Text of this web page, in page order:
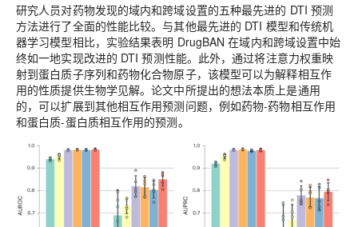
研究人员对药物发现的域内和跨域设置的五种最先进的 DTI 预测
方法进行了全面的性能比较。与其他最先进的 DTI 模型和传统机
器学习模型相比，实验结果表明 DrugBAN 在域内和跨域设置中始
终如一地实现改进的 DTI 预测性能。此外，通过将注意力权重映
射到蛋白质子序列和药物化合物原子，该模型可以为解释相互作
用的性质提供生物学见解。论文中所提出的想法本质上是通用
的，可以扩展到其他相互作用预测问题，例如药物-药物相互作用
和蛋白质-蛋白质相互作用的预测。